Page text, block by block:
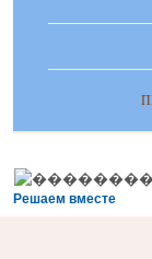
Решаем вместе